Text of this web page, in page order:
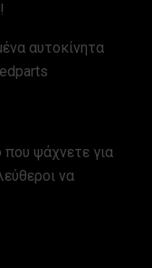
αυτοκίνητα
ψάχνετε για
να